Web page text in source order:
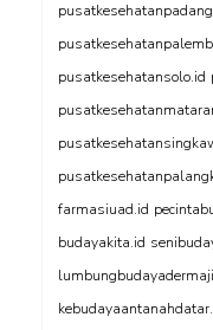
pusatkesehatansolo.id
farmasiuad.id
budayakita.id